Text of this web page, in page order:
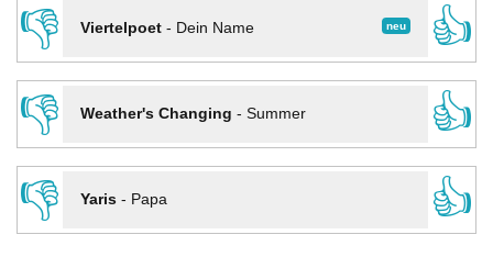
👎
neu
Viertelpoet- Dein Name
👍
👎
Weather's Changing - Summer
👍
👎
Yaris- Papa 👍